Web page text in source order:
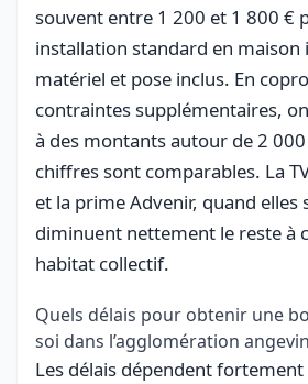
souvent entre 1 200 et 1 800 €
installation standard en maison
matériel et pose inclus. En
contraintes supplémentaires,
à des montants autour de 2
chiffres sont comparables. La
et la prime Advenir, quand elles
diminuent nettement le reste à
habitat collectif.
Quels délais pour obtenir une
soi dans l’agglomération
Les délais dépendent